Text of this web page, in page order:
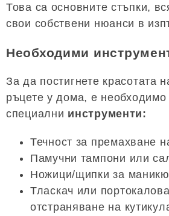
Това са основните стъпки,
свои собствени нюанси в
Необходими
За да постигнете красотата
ръцете у дома, е необходимо
специални инструменти:
Течност за премахване
Памучни тампони или
Ножици/щипки за
Тласкач или
отстраняване на